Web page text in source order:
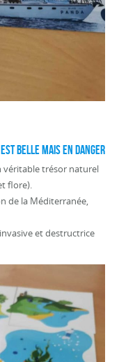
est belle mais en danger
véritable trésor naturel
flore).
de la Méditerranée,
et destructrice